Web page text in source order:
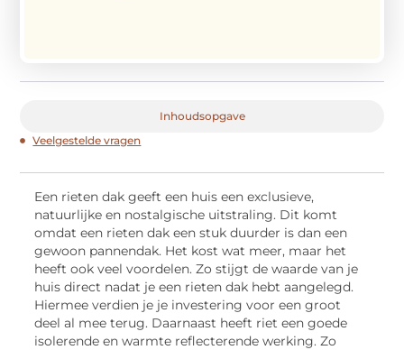
Inhoudsopgave
Veelgestelde vragen
Een rieten dak geeft een huis een exclusieve,
natuurlijke en nostalgische uitstraling. Dit komt
omdat een rieten dak een stuk duurder is dan een
gewoon pannendak. Het kost wat meer, maar het
heeft ook veel voordelen. Zo stijgt de waarde van je
huis direct nadat je een rieten dak hebt aangelegd.
Hiermee verdien je je investering voor een groot
deel al mee terug. Daarnaast heeft riet een goede
isolerende en warmte reflecterende werking. Zo